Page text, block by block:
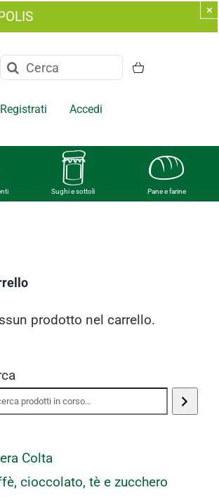
×
Cerca
Registrati Accedi
Sughi e sottoli Pane e farine
prodotto nel carrello.
Colta
cioccolato, tè e zucchero